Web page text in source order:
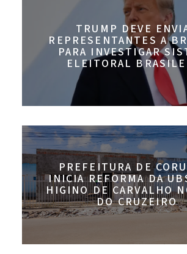
TRUMP DEVE
REPRESENTANTES A
PARA INVESTIGAR
ELEITORAL
PREFEITURA DE
INICIA REFORMA DA
HIGINO DE CARVALHO
DO CRUZEIRO